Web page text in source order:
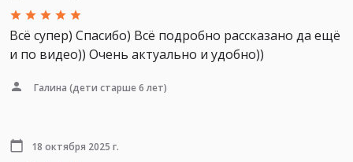
Всё супер) Спасибо) Всё подробно рассказано да ещё
и по видео)) Очень актуально и удобно))
Галина (дети старше 6 лет)
18 октября 2025 г.